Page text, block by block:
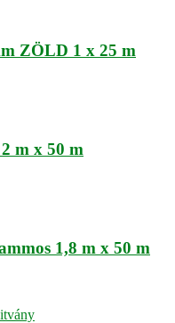
ZÖLD 1 x 25 m
m x 50 m
1,8 m x 50 m